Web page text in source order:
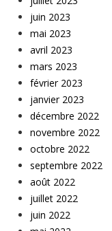
juin 2023
mai 2023
avril 2023
mars 2023
février 2023
janvier 2023
décembre 2022
novembre 2022
octobre 2022
septembre 2022
août 2022
juillet 2022
juin 2022